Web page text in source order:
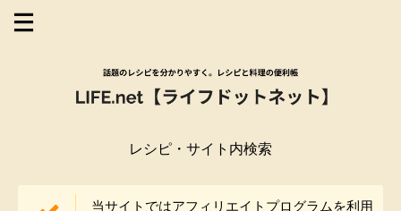
レシピ・サイト内検索
当サイトではアフィリエイトプログラムを利用